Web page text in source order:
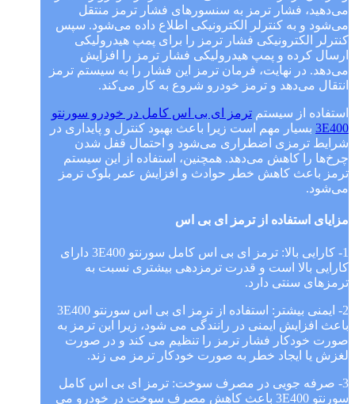
می‌دهید، فشار ترمز به سنسورهای فشار ترمز منتقل
می‌شود و به کنترلر الکترونیکی اطلاع داده می‌شود. سپس
کنترلر الکترونیکی فشار ترمز را برای پمپ هیدرولیکی
ارسال کرده و پمپ هیدرولیکی فشار ترمز را افزایش
می‌دهد. در نهایت، فرمان ترمز این فشار را به سیستم ترمز
انتقال می‌دهد و ترمز خودرو شروع به کار می‌کند.
استفاده از سیستم ترمز ای بی اس کامل در خودرو سورنتو
3E400 بسیار مهم است زیرا باعث بهبود کنترل و پایداری در
شرایط ترمزی اضطراری می‌شود و احتمال قفل شدن
چرخ‌ها را کاهش می‌دهد. همچنین، استفاده از این سیستم
ترمز باعث کاهش خطر حوادث و افزایش عمر بلوک ترمز
می‌شود.
مزایای استفاده از ترمز ای بی اس
1- کارایی بالا: ترمز ای بی اس کامل سورنتو 3E400 دارای
کارایی بالا است و قدرت ترمزدهی بیشتری نسبت به
ترمزهای سنتی دارد.
2- ایمنی بیشتر: استفاده از ترمز ای بی اس سورنتو 3E400
باعث افزایش ایمنی در رانندگی می شود، زیرا این ترمز به
صورت خودکار فشار ترمز را تنظیم می کند و در صورت
لغزش یا ایجاد خطر به صورت خودکار ترمز می زند.
3- صرفه جویی در مصرف سوخت: ترمز ای بی اس کامل
سورنتو 3E400 باعث کاهش مصرف سوخت در خودرو می